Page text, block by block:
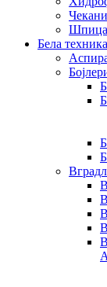
Бела техника